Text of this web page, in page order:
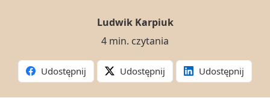
Ludwik Karpiuk
4 min. czytania
Udostępnij Udostępnij Udostępnij